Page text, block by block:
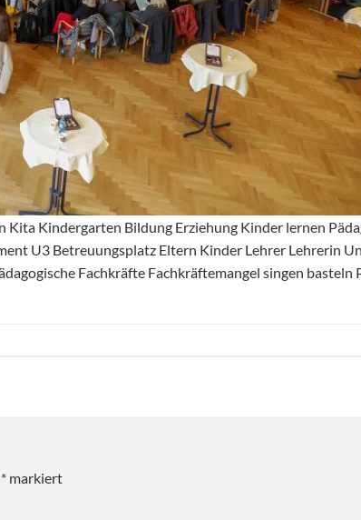
Kindergarten Bildung Erziehung Kinder lernen
U3 Betreuungsplatz Eltern Kinder Lehrer Lehrerin
Fachkräfte Fachkräftemangel singen basteln
* markiert